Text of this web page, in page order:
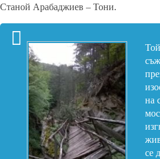
Станой Арабаджиев – Тони.
на
се